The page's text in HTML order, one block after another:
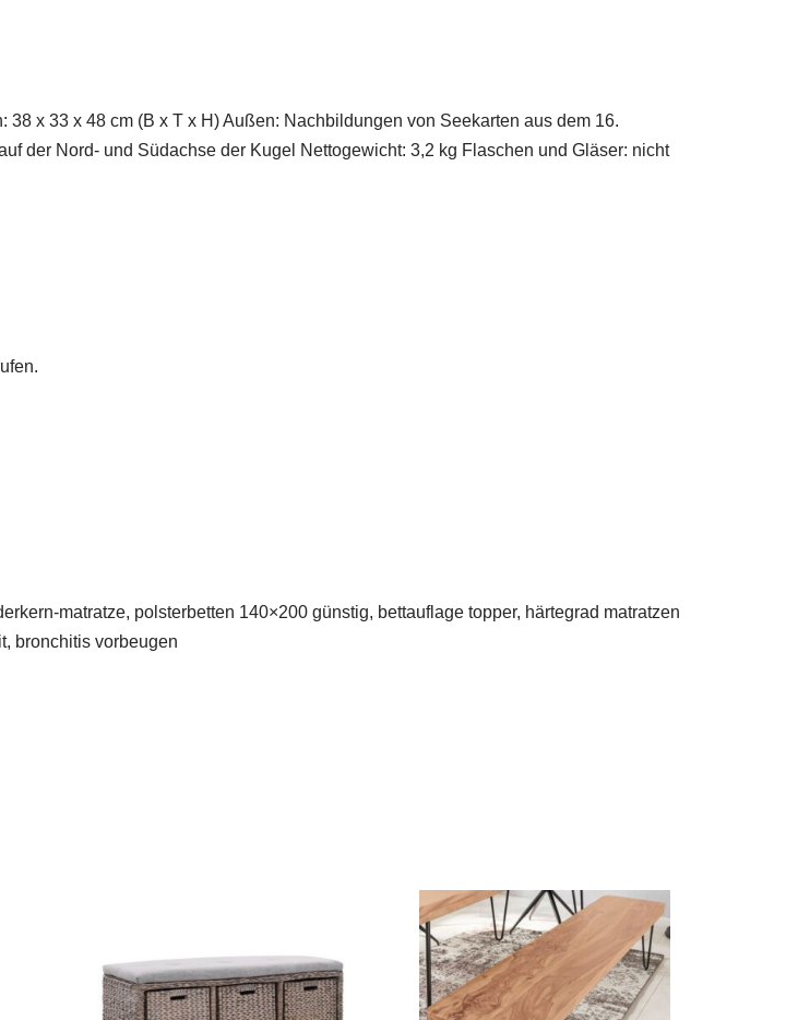
x 33 x 48 cm (B x T x H) Außen: Nachbildungen von Seekarten aus dem 16.
der Nord- und Südachse der Kugel Nettogewicht: 3,2 kg Flaschen und Gläser: nicht
matratze, polsterbetten 140×200 günstig, bettauflage topper, härtegrad matratzen
bronchitis vorbeugen